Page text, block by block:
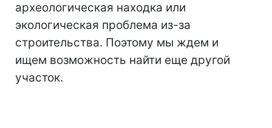
археологическая находка или
экологическая проблема из-за
строительства. Поэтому мы ждем и
ищем возможность найти еще другой
участок.